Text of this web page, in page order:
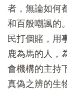
者，無論如何
和百般嘲諷的
民打個賭，用
鹿為馬的人，
會機構的主持
真偽之辨的生